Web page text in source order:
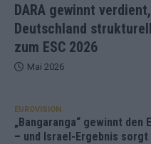
DARA gewinnt
Deutschland
zum ESC 2026
Mai 2026
EUROVISION
„Bangaranga“ gewinnt den
– und Israel-Ergebnis sorgt